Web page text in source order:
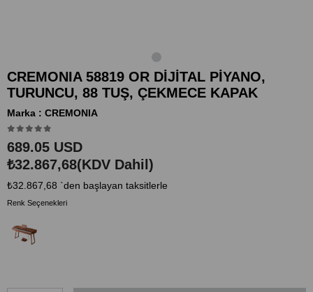
CREMONIA 58819 OR DİJİTAL PİYANO,
TURUNCU, 88 TUŞ, ÇEKMECE KAPAK
Marka : CREMONIA
689.05 USD
₺32.867,68(KDV Dahil)
₺32.867,68 `den başlayan taksitlerle
Renk Seçenekleri